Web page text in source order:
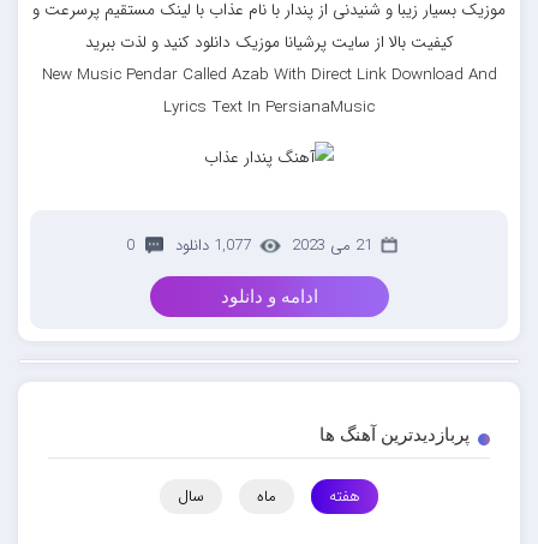
موزیک بسیار زیبا و شنیدنی از پندار با نام عذاب با لینک مستقیم پرسرعت و
کیفیت بالا از سایت پرشیانا موزیک دانلود کنید و لذت ببرید
New Music Pendar Called Azab With Direct Link Download And
Lyrics Text In PersianaMusic
21 می 2023 1,077 دانلود 0
ادامه و دانلود
پربازدیدترین آهنگ ها
هفته ماه سال